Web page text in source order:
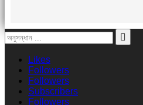
Likes
Followers
Followers
Subscribers
Followers